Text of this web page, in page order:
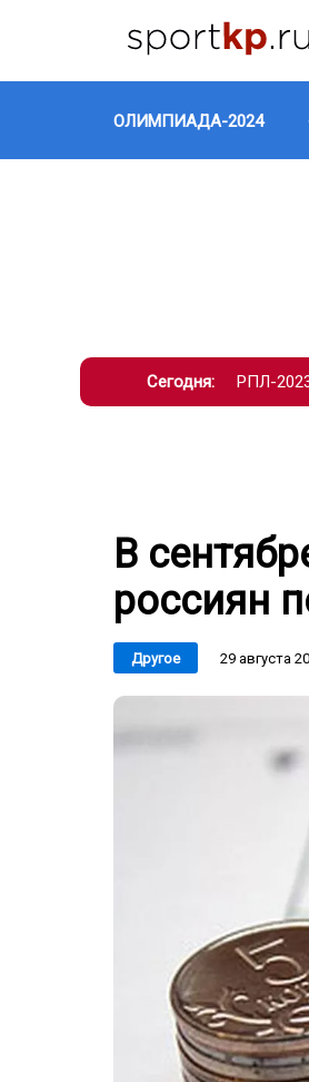
ОЛИМПИАДА-2024
Сегодня: РПЛ-
В
россиян
Другое 29 августа